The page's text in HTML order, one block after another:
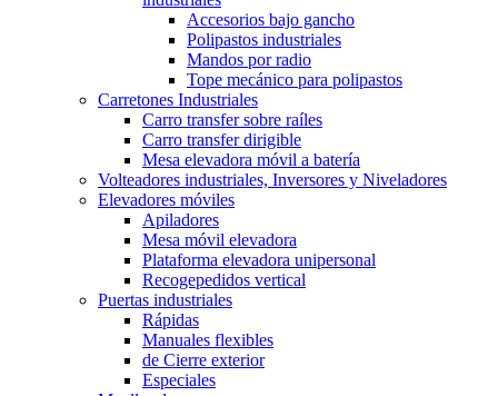
Accesorios bajo gancho
Polipastos industriales
Mandos por radio
Tope mecánico para polipastos
Carretones Industriales
Carro transfer sobre raíles
Carro transfer dirigible
Mesa elevadora móvil a batería
Volteadores industriales, Inversores y Niveladores
Elevadores móviles
Apiladores
Mesa móvil elevadora
Plataforma elevadora unipersonal
Recogepedidos vertical
Puertas industriales
Rápidas
Manuales flexibles
de Cierre exterior
Especiales